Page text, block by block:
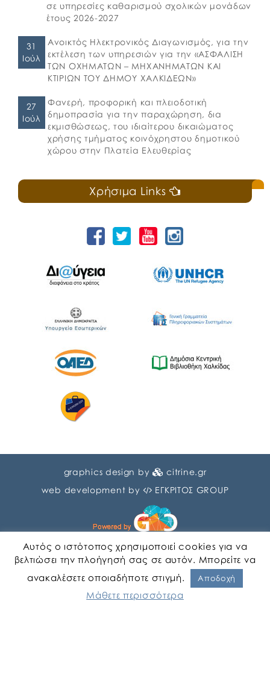
σε υπηρεσίες καθαρισμού σχολικών μονάδων
έτους 2026-2027
31
Ιούλ
Ανοικτός Ηλεκτρονικός Διαγωνισμός, για την
εκτέλεση των υπηρεσιών για την «ΑΣΦΑΛΙΣΗ
ΤΩΝ ΟΧΗΜΑΤΩΝ – ΜΗΧΑΝΗΜΑΤΩΝ ΚΑΙ
ΚΤΙΡΙΩΝ ΤΟΥ ΔΗΜΟΥ ΧΑΛΚΙΔΕΩΝ»
27
Ιούλ
Φανερή, προφορική και πλειοδοτική
δημοπρασία για την παραχώρηση, δια
εκμισθώσεως, του ιδιαίτερου δικαιώματος
χρήσης τμήματος κοινόχρηστου δημοτικού
χώρου στην Πλατεία Ελευθερίας
Χρήσιμα Links
graphics design by
citrine.gr
web development by
ΕΓΚΡΙΤΟΣ GROUP
Αυτός ο ιστότοπος χρησιμοποιεί cookies για να
βελτιώσει την πλοήγησή σας σε αυτόν. Μπορείτε να
ανακαλέσετε οποιαδήποτε στιγμή.
Αποδοχή
Μάθετε περισσότερα
Αγγλικα Ελληνικα